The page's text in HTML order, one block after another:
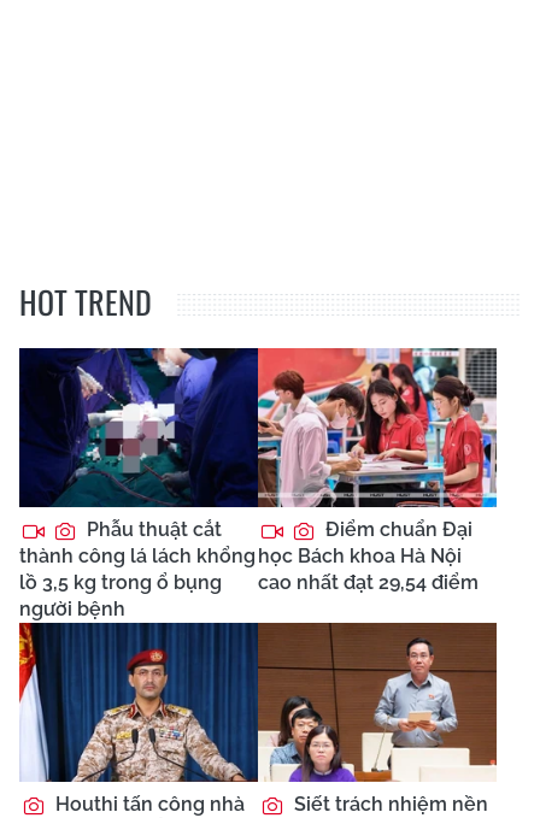
HOT TREND
Phẫu thuật cắt
thành công lá lách khổng
lồ 3,5 kg trong ổ bụng
người bệnh
Điểm chuẩn Đại
học Bách khoa Hà Nội
cao nhất đạt 29,54 điểm
Houthi tấn công nhà
Siết trách nhiệm nền